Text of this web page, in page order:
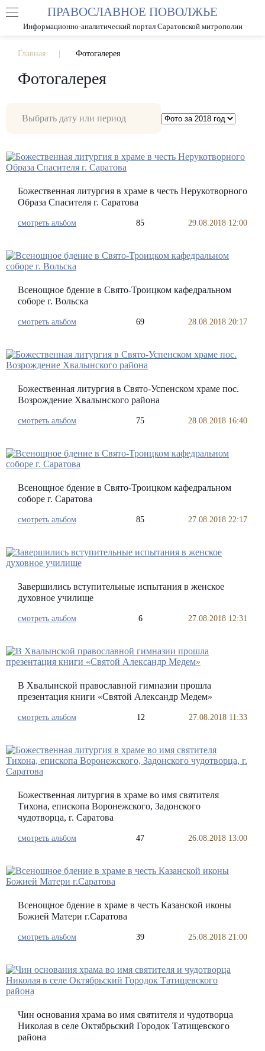
РАЗМЕР ШРИФТА А А
ПРАВОСЛАВНОЕ ПОВОЛЖЬЕ
Информационно-аналитический портал Саратовской митрополии
Главная Фотогалерея
Фотогалерея
Божественная литургия в храме в честь Нерукотворного
Образа Спасителя г. Саратова
смотреть альбом 85 29.08.2018 12:00
Всенощное бдение в Свято-Троицком кафедральном
соборе г. Вольска
смотреть альбом 69 28.08.2018 20:17
Божественная литургия в Свято-Успенском храме пос.
Возрождение Хвалынского района
смотреть альбом 75 28.08.2018 16:40
Всенощное бдение в Свято-Троицком кафедральном
соборе г. Саратова
смотреть альбом 85 27.08.2018 22:17
Завершились вступительные испытания в женское
духовное училище
смотреть альбом 6 27.08.2018 12:31
В Хвалынской православной гимназии прошла
презентация книги «Святой Александр Медем»
смотреть альбом 12 27.08.2018 11:33
Божественная литургия в храме во имя святителя
Тихона, епископа Воронежского, Задонского
чудотворца, г. Саратова
смотреть альбом 47 26.08.2018 13:00
Всенощное бдение в храме в честь Казанской иконы
Божией Матери г.Саратова
смотреть альбом 39 25.08.2018 21:00
Чин основания храма во имя святителя и чудотворца
Николая в селе Октябрьский Городок Татищевского
района